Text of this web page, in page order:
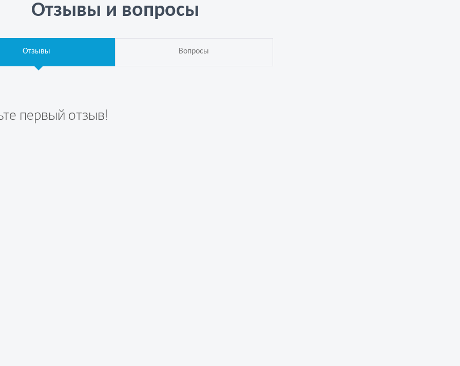
Отзывы и вопросы
Отзывы Вопросы
первый отзыв!
вопрос первым!